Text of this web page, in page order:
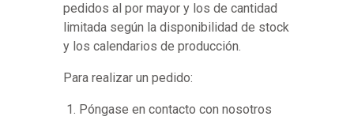
pedidos al por mayor y los de cantidad
limitada según la disponibilidad de stock
y los calendarios de producción.
Para realizar un pedido:
Póngase en contacto con nosotros